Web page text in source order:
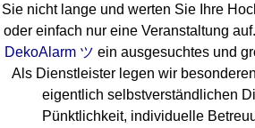
Sie nicht lange und werten Sie Ihre
oder einfach nur eine Veranstaltung
DekoAlarm ツ ein ausgesuchtes und
Als Dienstleister legen wir
eigentlich selbstverständlichen
Pünktlichkeit, individuelle